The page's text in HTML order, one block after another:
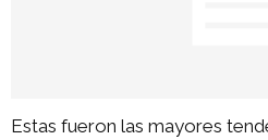
Estas fueron las mayores